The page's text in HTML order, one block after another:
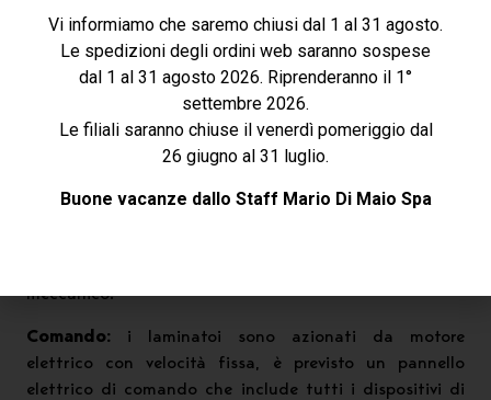
Regolazione cilindri:la chiusura e apertura dei
cilindri avviene in modo manuale con volano di
manovra.
Trasmissione ai cilindri:
il moto ai cilindri avviene
tramite giunti meccanici omocinetici a croce.
Riduttore ad ingranaggi:i laminatoi dispongono di
un riduttore ad ingranaggi in acciaio elicoidali con
meccanico.
Comando: i laminatoi sono azionati da motore
elettrico con velocità fissa, è previsto un pannello
elettrico di comando che include tutti i dispositivi di
Vi informiamo che saremo chiusi dal 1 al 31 agosto.
Le spedizioni degli ordini web saranno sospese
dal 1 al 31 agosto 2026. Riprenderanno il 1°
settembre 2026.
Le filiali saranno chiuse il venerdì pomeriggio dal
26 giugno al 31 luglio.
Buone vacanze dallo Staff Mario Di Maio Spa